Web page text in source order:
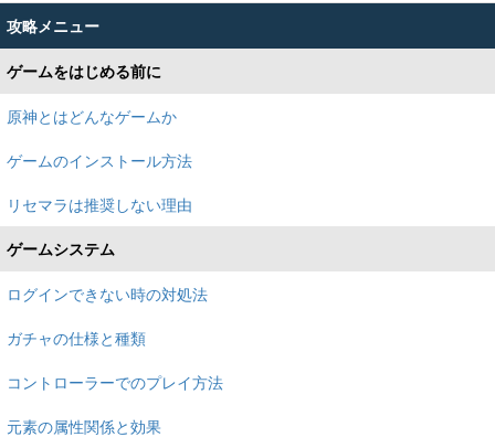
攻略メニュー
ゲームをはじめる前に
原神とはどんなゲームか
ゲームのインストール方法
リセマラは推奨しない理由
ゲームシステム
ログインできない時の対処法
ガチャの仕様と種類
コントローラーでのプレイ方法
元素の属性関係と効果